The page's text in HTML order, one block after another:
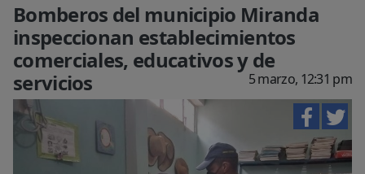
Bomberos del municipio Miranda
inspeccionan establecimientos
comerciales, educativos y de
servicios
5 marzo, 12:31 pm